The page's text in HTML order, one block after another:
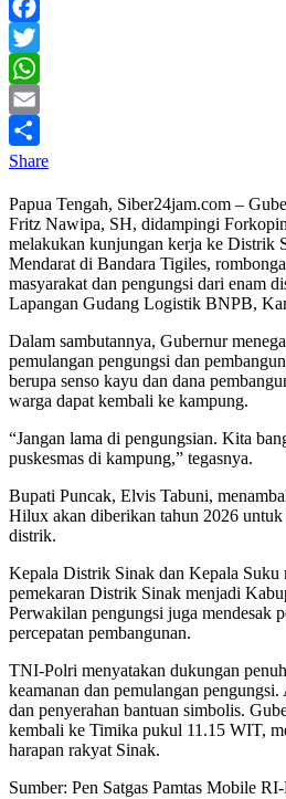
Facebook
Twitter
WhatsApp
Email
Share
Papua Tengah, Siber24jam.com –
Fritz Nawipa, SH, didampingi
melakukan kunjungan kerja ke Distrik
Mendarat di Bandara Tigiles,
masyarakat dan pengungsi dari enam
Lapangan Gudang Logistik BNPB,
Dalam sambutannya, Gubernur
pemulangan pengungsi dan
berupa senso kayu dan dana
warga dapat kembali ke kampung.
“Jangan lama di pengungsian. Kita
puskesmas di kampung,” tegasnya.
Bupati Puncak, Elvis Tabuni,
Hilux akan diberikan tahun 2026 untuk
distrik.
Kepala Distrik Sinak dan Kepala Suku
pemekaran Distrik Sinak menjadi
Perwakilan pengungsi juga mendesak
percepatan pembangunan.
TNI-Polri menyatakan dukungan
keamanan dan pemulangan
dan penyerahan bantuan simbolis.
kembali ke Timika pukul 11.15 WIT,
harapan rakyat Sinak.
Sumber: Pen Satgas Pamtas Mobile